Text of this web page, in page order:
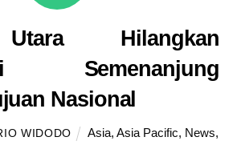
Hilangkan
Semenanjung
Nasional
WIDODO Asia, Asia Pacific, News,